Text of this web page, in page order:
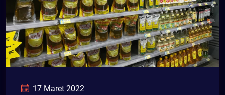
17 Maret 2022